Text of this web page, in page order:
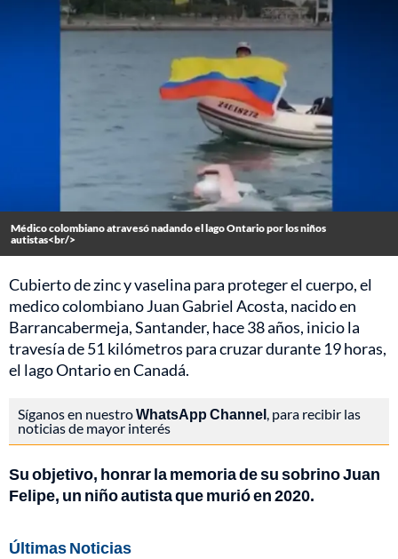
Médico colombiano atravesó nadando el lago Ontario por los niños
autistas<br/>
Cubierto de zinc y vaselina para proteger el cuerpo, el
medico colombiano Juan Gabriel Acosta, nacido en
Barrancabermeja, Santander, hace 38 años, inicio la
travesía de 51 kilómetros para cruzar durante 19 horas,
el lago Ontario en Canadá.
Síganos en nuestroWhatsApp Channel, para recibir las
noticias de mayor interés
Su objetivo, honrar la memoria de su sobrino Juan
Felipe, un niño autista que murió en 2020.
Últimas Noticias